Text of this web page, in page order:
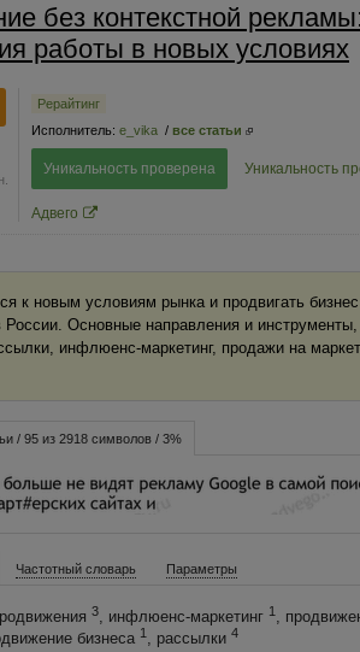
без контекстной
работы в новых условиях
Рерайтинг
Исполнитель: e_vika / все статьи
Уникальность проверена Уникальность
Адвего
к новым условиям рынка и продвигать
Основные направления и
инфлюенс-маркетинг, продажи на
/ 95 из 2918 символов / 3%
Частотный словарь Параметры
3, инфлюенс-маркетинг 1,
бизнеса 1, рассылки 4